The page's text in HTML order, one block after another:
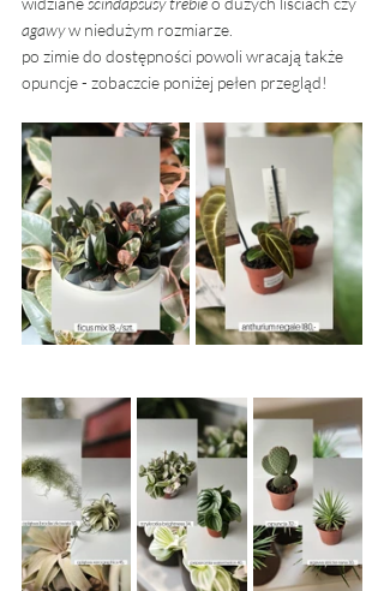
agawy w niedużym rozmiarze.
po zimie do dostępności powoli wracają także
opuncje - zobaczcie poniżej pełen przegląd!